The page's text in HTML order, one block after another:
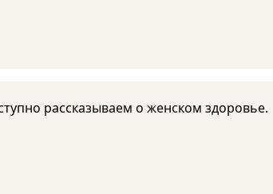
рассказываем о женском здоровье.